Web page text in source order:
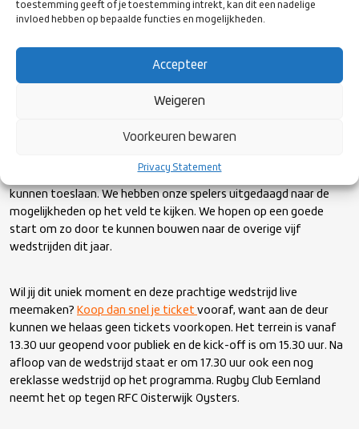
toestemming geeft of je toestemming intrekt, kan dit een nadelige
invloed hebben op bepaalde functies en mogelijkheden.
Accepteer
Weigeren
Voorkeuren bewaren
Privacy Statement
eerste wedstrijd. Hij wil met Delta graag een gedurfde
in staat is op ieder moment vanaf elke plek op het veld te
kunnen toeslaan. We hebben onze spelers uitgedaagd naar de
mogelijkheden op het veld te kijken. We hopen op een goede
start om zo door te kunnen bouwen naar de overige vijf
wedstrijden dit jaar.
Wil jij dit uniek moment en deze prachtige wedstrijd live
meemaken? Koop dan snel je ticket vooraf, want aan de deur
kunnen we helaas geen tickets voorkopen. Het terrein is vanaf
13.30 uur geopend voor publiek en de kick-off is om 15.30 uur. Na
afloop van de wedstrijd staat er om 17.30 uur ook een nog
ereklasse wedstrijd op het programma. Rugby Club Eemland
neemt het op tegen RFC Oisterwijk Oysters.